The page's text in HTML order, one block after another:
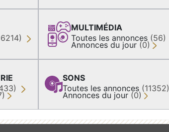
MULTIMÉDIA
Toutes les annonces (56)
Annonces du jour (0)
SONS
Toutes les annonces (11352)
Annonces du jour (0)